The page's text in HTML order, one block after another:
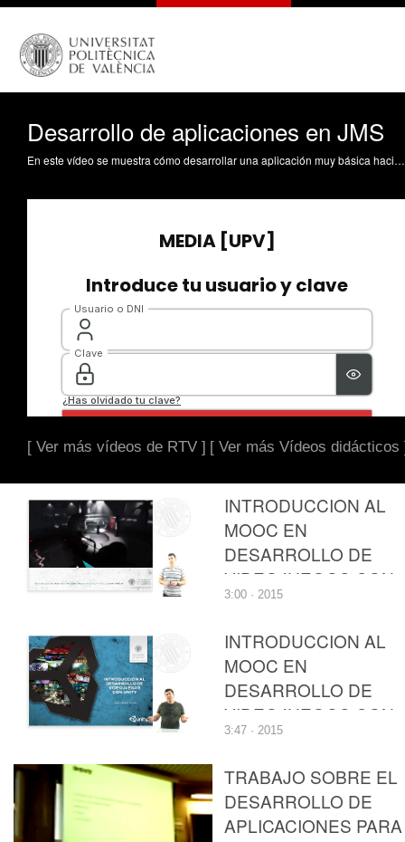
Desarrollo de aplicaciones en JMS
En este vídeo se muestra cómo desarrollar una aplicación muy básica haciendo uso de la API del servicio de mensajería JMS Espinosa Minguet, AR. (2016). Desarrollo de aplicaciones en JMS. https://riunet.upv.es/handle/10251/66882 DER
[ Ver más vídeos de RTV ] [ Ver más Vídeos didácticos
INTRODUCCION AL
MOOC EN
DESARROLLO DE
VIDEOJUEGOS CON
UNITY
3:00 · 2015
INTRODUCCION AL
MOOC EN
DESARROLLO DE
VIDEOJUEGOS CON
UNITY
3:47 · 2015
TRABAJO SOBRE EL
DESARROLLO DE
APLICACIONES PARA